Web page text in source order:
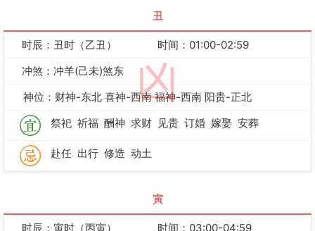
丑
凶
时辰：丑时（乙丑）
时间：01:00-02:59
冲煞：冲羊(己未)煞东
神位：财神-东北 喜神-西南 福神-西南 阳贵-正北
祭祀 祈福 酬神 求财 见贵 订婚 嫁娶 安葬
赴任 出行 修造 动土
寅
时辰：寅时（丙寅） 时间：03:00-04:59